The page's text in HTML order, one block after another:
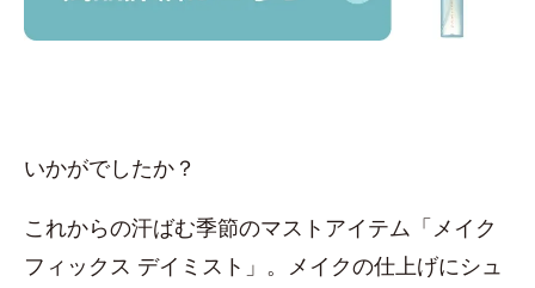
いかがでしたか？
これからの汗ばむ季節のマストアイテム「メイク
フィックス デイミスト」。メイクの仕上げにシュ